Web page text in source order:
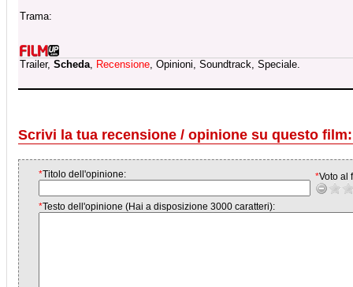
Trama:
Trailer, Scheda, Recensione, Opinioni, Soundtrack, Speciale.
Scrivi la tua recensione / opinione su questo
*Titolo dell'opinione: *Voto al
*Testo dell'opinione (Hai a disposizione 3000 caratteri):